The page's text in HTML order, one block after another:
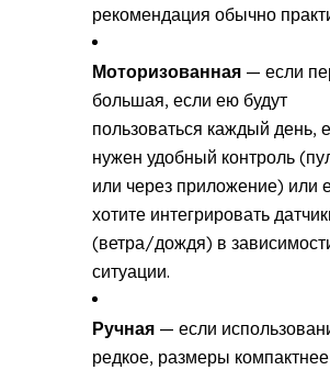
рекомендация обычно
Моторизованная — если
большая, если ею будут
пользоваться каждый день,
нужен удобный контроль
или через приложение) или
хотите интегрировать
(ветра/дождя) в
ситуации.
Ручная — если
редкое, размеры